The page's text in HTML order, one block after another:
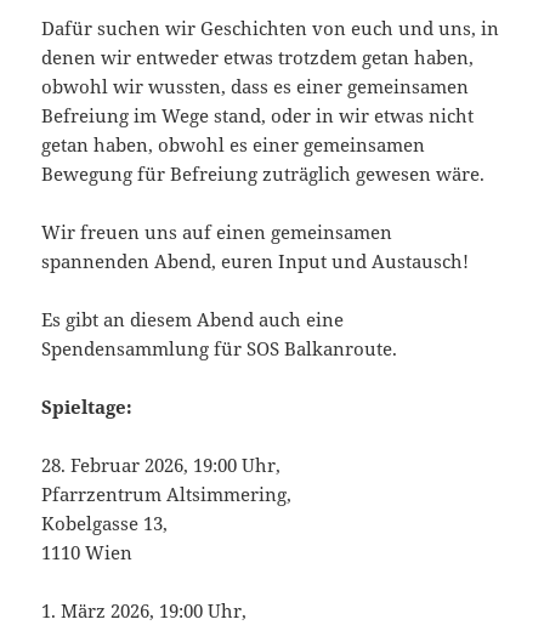
Dafür suchen wir Geschichten von euch und uns, in
denen wir entweder etwas trotzdem getan haben,
obwohl wir wussten, dass es einer gemeinsamen
Befreiung im Wege stand, oder in wir etwas nicht
getan haben, obwohl es einer gemeinsamen
Bewegung für Befreiung zuträglich gewesen wäre.
Wir freuen uns auf einen gemeinsamen
spannenden Abend, euren Input und Austausch!
Es gibt an diesem Abend auch eine
Spendensammlung für SOS Balkanroute.
Spieltage:
28. Februar 2026, 19:00 Uhr,
Pfarrzentrum Altsimmering,
Kobelgasse 13,
1110 Wien
1. März 2026, 19:00 Uhr,